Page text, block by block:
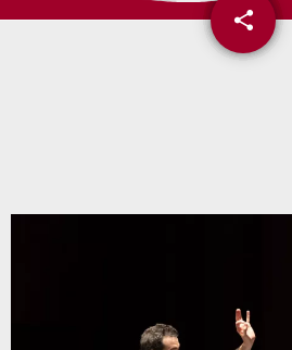
share
email